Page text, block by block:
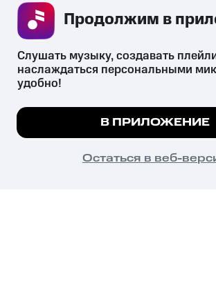
СКАЧАТЬ
психотропных веществ, их аналогов
их незаконный оборот запрещён и влечёт
законодательством ответственность.
© 2026 ООО «КИОН».
Все права защищены
Мы используем куки, чтобы на сайте
Подробнее
ПОНЯТНО
Слушать музыку, создавать
наслаждаться персональными
удобно!
В ПРИЛОЖЕНИЕ
Остаться в веб-